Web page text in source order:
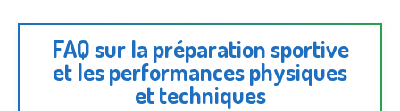
FAQ sur la préparation sportive
et les performances physiques
et techniques